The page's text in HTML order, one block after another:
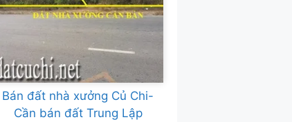
Bán đất nhà xưởng Củ Chi-
Cần bán đất Trung Lập